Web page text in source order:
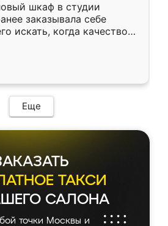
шкаф в студии
заказывала себе
искать, когда качеством
Служит кухня уже почти
нет.
Еще
ТАКСИ
САЛОНА
точки Москвы и